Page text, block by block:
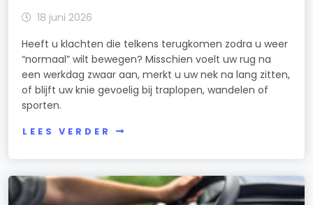
18 juni 2026
Heeft u klachten die telkens terugkomen zodra u weer
“normaal” wilt bewegen? Misschien voelt uw rug na
een werkdag zwaar aan, merkt u uw nek na lang zitten,
of blijft uw knie gevoelig bij traplopen, wandelen of
sporten.
LEES VERDER